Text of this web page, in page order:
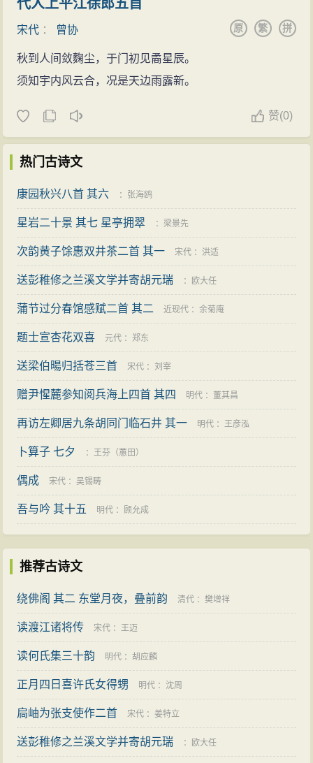
代人上平江徐郎五首
宋代 ： 曾协 拼
繁
原
秋到人间敛麴尘，于门初见矞星辰。
须知宇内风云合，况是天边雨露新。
赞(0)
热门古诗文
康园秋兴八首 其六 ： 张海鸥
星岩二十景 其七 星亭拥翠 ： 梁景先
次韵黄子馀惠双井茶二首 其一 宋代 ： 洪适
送彭稚修之兰溪文学并寄胡元瑞 ： 欧大任
蒲节过分春馆感赋二首 其二 近现代 ：余菊庵
题士宣杏花双喜 元代 ：郑东
送梁伯暘归括苍三首 宋代 ：刘宰
赠尹惺麓参知阅兵海上四首 其四 明代 ： 董其昌
再访左卿居九条胡同门临石井 其一 明代 ：王彦泓
卜算子 七夕 ：王芬（蕙田）
偶成 宋代 ：吴锡畴
吾与吟 其十五 明代 ：顾允成
推荐古诗文
绕佛阁 其二 东堂月夜，叠前韵 清代 ：樊增祥
读渡江诸将传 宋代 ：王迈
读何氏集三十韵 明代 ：胡应麟
正月四日喜许氏女得甥 明代 ： 沈周
扃岫为张支使作二首 宋代 ：姜特立
送彭稚修之兰溪文学并寄胡元瑞 ： 欧大任